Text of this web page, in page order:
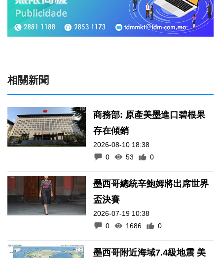
相關新聞
商務部: 原產美墨進口碧根果
存在傾銷
2026-08-10 18:38
0
53 0
墨西哥總統辛鮑姆將出席世界
盃決賽
2026-07-19 10:38
0
1686 0
墨西哥附近海域7.4級地震 美